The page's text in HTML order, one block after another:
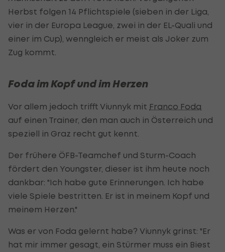
Herbst folgen 14 Pflichtspiele (sieben in der Liga,
vier in der Europa League, zwei in der EL-Quali und
einer im Cup), wenngleich er meist als Joker zum
Zug kommt.
Foda im Kopf und im Herzen
Vor allem jedoch trifft Viunnyk mit Franco Foda
auf einen Trainer, den man auch in Österreich und
speziell in Graz recht gut kennt.
Der frühere ÖFB-Teamchef und Sturm-Coach
fördert den Youngster, dieser ist ihm heute noch
dankbar: "Ich habe gute Erinnerungen. Ich habe
viele Spiele bestritten. Er ist in meinem Kopf und
meinem Herzen."
Was er von Foda gelernt habe? Viunnyk grinst: "Er
hat mir immer gesagt, ein Stürmer muss ein Biest